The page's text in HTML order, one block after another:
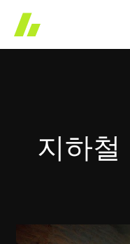
츠
지하철